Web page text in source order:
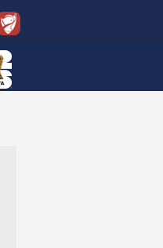
HNK Hajduk Split